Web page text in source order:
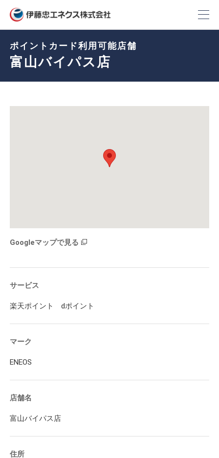
ポイントカード利用可能店舗
富山バイパス店
Googleマップで見る
サービス
楽天ポイント dポイント
マーク
ENEOS
店舗名
富山バイパス店
住所